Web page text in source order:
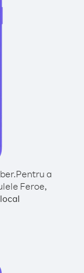
Pentru a
Feroe,